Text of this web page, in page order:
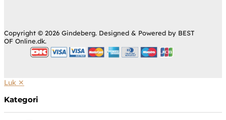
Copyright © 2026 Gindeberg. Designed & Powered by BEST
OF Online.dk.
Luk ✕
Kategori